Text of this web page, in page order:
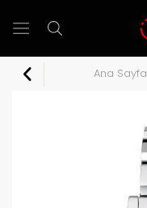
Ana Sayfa